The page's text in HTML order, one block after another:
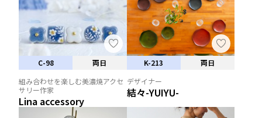
C-98
両日
組み合わせを楽しむ美濃焼アクセ
サリー作家
Lina accessory
K-213
両日
デザイナー
結々-YUIYU-